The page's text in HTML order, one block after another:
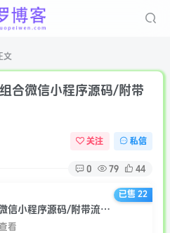
文
合微信小程序源码/附带
关注 私信
0 79 44
云开发超多功能工具箱组合微信小程序源码/附带流量主
看
已售 22